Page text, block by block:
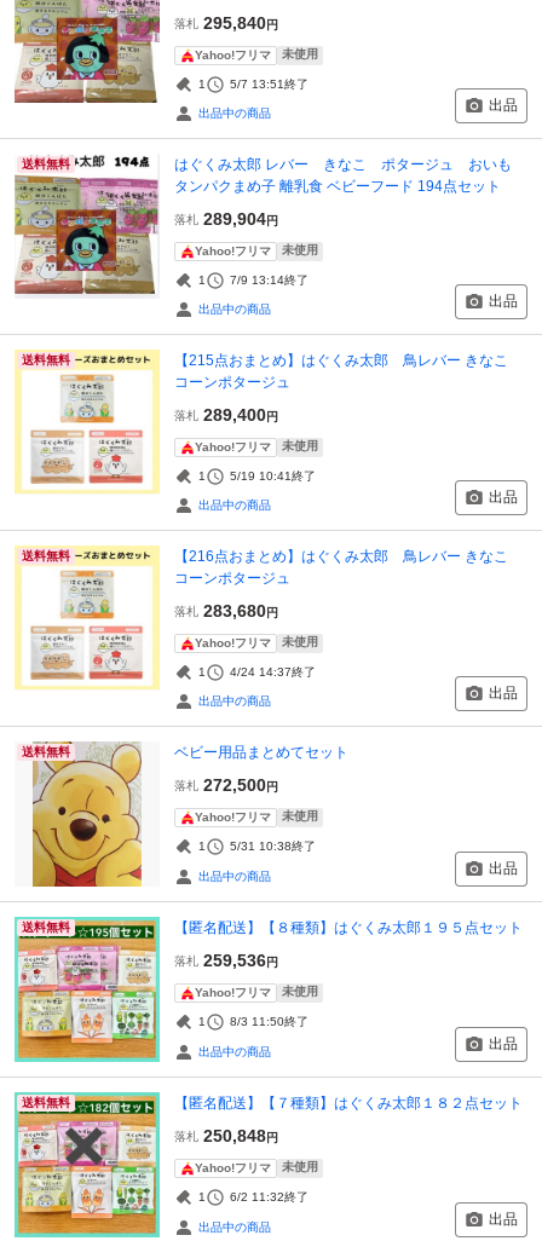
落札 295,840円
Yahoo!フリマ 未使用
1 5/7 13:51終了
出品中の商品 出品
送料無料
はぐくみ太郎 レバー きなこ ポタージュ おいも
タンパクまめ子 離乳食 ベビーフード 194点セット
落札 289,904円
Yahoo!フリマ 未使用
1 7/9 13:14終了
出品中の商品 出品
送料無料
【215点おまとめ】はぐくみ太郎 鳥レバー きなこ
コーンポタージュ
落札 289,400円
Yahoo!フリマ 未使用
1 5/19 10:41終了
出品中の商品 出品
送料無料
【216点おまとめ】はぐくみ太郎 鳥レバー きなこ
コーンポタージュ
落札 283,680円
Yahoo!フリマ 未使用
1 4/24 14:37終了
出品中の商品 出品
送料無料 ベビー用品まとめてセット
落札 272,500円
Yahoo!フリマ 未使用
1 5/31 10:38終了
出品中の商品 出品
送料無料 【匿名配送】【８種類】はぐくみ太郎１９５点セット
落札 259,536円
Yahoo!フリマ 未使用
1 8/3 11:50終了
出品中の商品 出品
送料無料 【匿名配送】【７種類】はぐくみ太郎１８２点セット
落札 250,848円
Yahoo!フリマ 未使用
1 6/2 11:32終了
出品中の商品 出品